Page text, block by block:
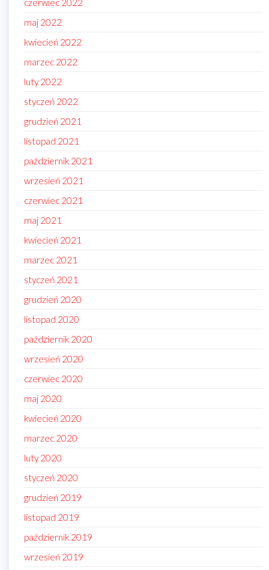
czerwiec 2022
maj 2022
kwiecień 2022
marzec 2022
luty 2022
styczeń 2022
grudzień 2021
listopad 2021
październik 2021
wrzesień 2021
czerwiec 2021
maj 2021
kwiecień 2021
marzec 2021
styczeń 2021
grudzień 2020
listopad 2020
październik 2020
wrzesień 2020
czerwiec 2020
maj 2020
kwiecień 2020
marzec 2020
luty 2020
styczeń 2020
grudzień 2019
listopad 2019
październik 2019
wrzesień 2019